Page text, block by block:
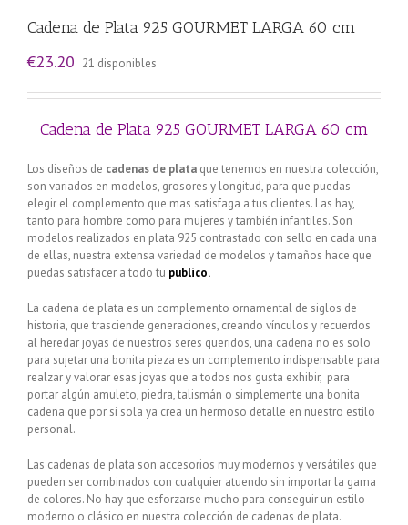
Cadena de Plata 925 GOURMET LARGA 60 cm
€23.20 21 disponibles
Cadena de Plata 925 GOURMET LARGA 60 cm
Los diseños de cadenas de plata que tenemos en nuestra colección,
son variados en modelos, grosores y longitud, para que puedas
elegir el complemento que mas satisfaga a tus clientes. Las hay,
tanto para hombre como para mujeres y también infantiles. Son
modelos realizados en plata 925 contrastado con sello en cada una
de ellas, nuestra extensa variedad de modelos y tamaños hace que
puedas satisfacer a todo tu publico.
La cadena de plata es un complemento ornamental de siglos de
historia, que trasciende generaciones, creando vínculos y recuerdos
al heredar joyas de nuestros seres queridos, una cadena no es solo
para sujetar una bonita pieza es un complemento indispensable para
realzar y valorar esas joyas que a todos nos gusta exhibir, para
portar algún amuleto, piedra, talismán o simplemente una bonita
cadena que por si sola ya crea un hermoso detalle en nuestro estilo
personal.
Las cadenas de plata son accesorios muy modernos y versátiles que
pueden ser combinados con cualquier atuendo sin importar la gama
de colores. No hay que esforzarse mucho para conseguir un estilo
moderno o clásico en nuestra colección de cadenas de plata.